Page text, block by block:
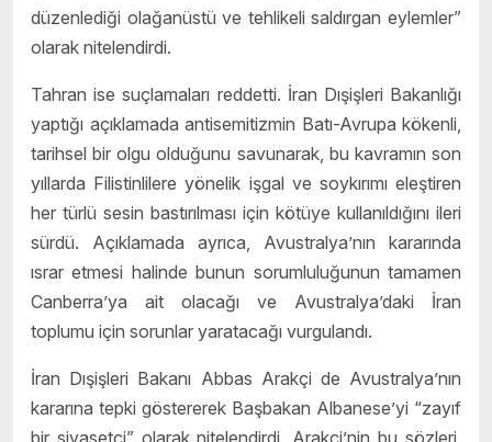
düzenlediği olağanüstü ve tehlikeli saldırgan eylemler”
olarak nitelendirdi.
Tahran ise suçlamaları reddetti. İran Dışişleri Bakanlığı
yaptığı açıklamada antisemitizmin Batı-Avrupa kökenli,
tarihsel bir olgu olduğunu savunarak, bu kavramın son
yıllarda Filistinlilere yönelik işgal ve soykırımı eleştiren
her türlü sesin bastırılması için kötüye kullanıldığını ileri
sürdü. Açıklamada ayrıca, Avustralya’nın kararında
ısrar etmesi halinde bunun sorumluluğunun tamamen
Canberra’ya ait olacağı ve Avustralya’daki İran
toplumu için sorunlar yaratacağı vurgulandı.
İran Dışişleri Bakanı Abbas Arakçi de Avustralya’nın
kararına tepki göstererek Başbakan Albanese’yi “zayıf
bir siyasetçi” olarak nitelendirdi. Arakçi’nin bu sözleri,